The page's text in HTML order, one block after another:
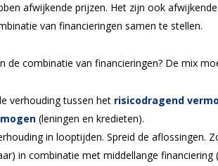
afwijkende prijzen. Het zijn ook
van financieringen samen te stellen.
de combinatie van financieringen? De mix
verhouding tussen het risicodragend
(leningen en kredieten).
in looptijden. Spreid de aflossingen.
in combinatie met middellange